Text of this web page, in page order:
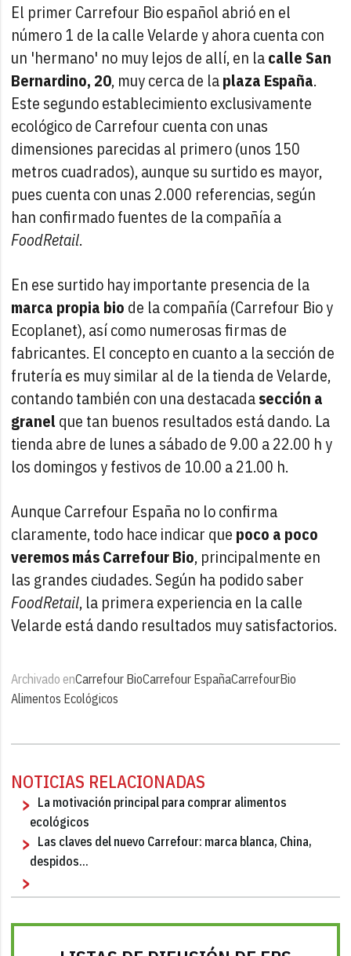
El primer Carrefour Bio español abrió en el
número 1 de la calle Velarde y ahora cuenta con
un 'hermano' no muy lejos de allí, en lacalle San
Bernardino, 20, muy cerca de laplaza España.
Este segundo establecimiento exclusivamente
ecológico de Carrefour cuenta con unas
dimensiones parecidas al primero (unos 150
metros cuadrados), aunque su surtido es mayor,
pues cuenta con unas 2.000 referencias, según
han confirmado fuentes de la compañía a
FoodRetail.
En ese surtido hay importante presencia de la
marca propia bio de la compañía (Carrefour Bio y
Ecoplanet), así como numerosas firmas de
fabricantes. El concepto en cuanto a la sección de
frutería es muy similar al de la tienda de Velarde,
contando también con una destacadasección a
granelque tan buenos resultados está dando. La
tienda abre de lunes a sábado de 9.00 a 22.00 h y
los domingos y festivos de 10.00 a 21.00 h.
Aunque Carrefour España no lo confirma
claramente, todo hace indicar que poco a poco
veremos más Carrefour Bio, principalmente en
las grandes ciudades. Según ha podido saber
FoodRetail, la primera experiencia en la calle
Velarde está dando resultados muy satisfactorios.
Archivado enCarrefour BioCarrefour EspañaCarrefourBio
Alimentos Ecológicos
NOTICIAS RELACIONADAS
La motivación principal para comprar alimentos
ecológicos
Las claves del nuevo Carrefour: marca blanca, China,
despidos...